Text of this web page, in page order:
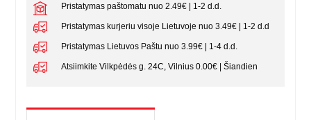
Pristatymas paštomatu nuo 2.49€ | 1-2 d.d.
Pristatymas kurjeriu visoje Lietuvoje nuo 3.49€ | 1-2 d.d
Pristatymas Lietuvos Paštu nuo 3.99€ | 1-4 d.d.
Atsiimkite Vilkpėdės g. 24C, Vilnius 0.00€ | Šiandien